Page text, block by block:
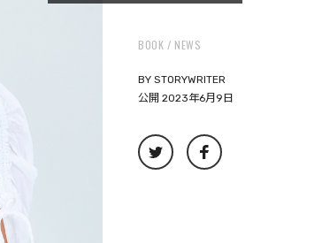
BOOK NEWS
BY STORYWRITER
公開 2023年6月9日